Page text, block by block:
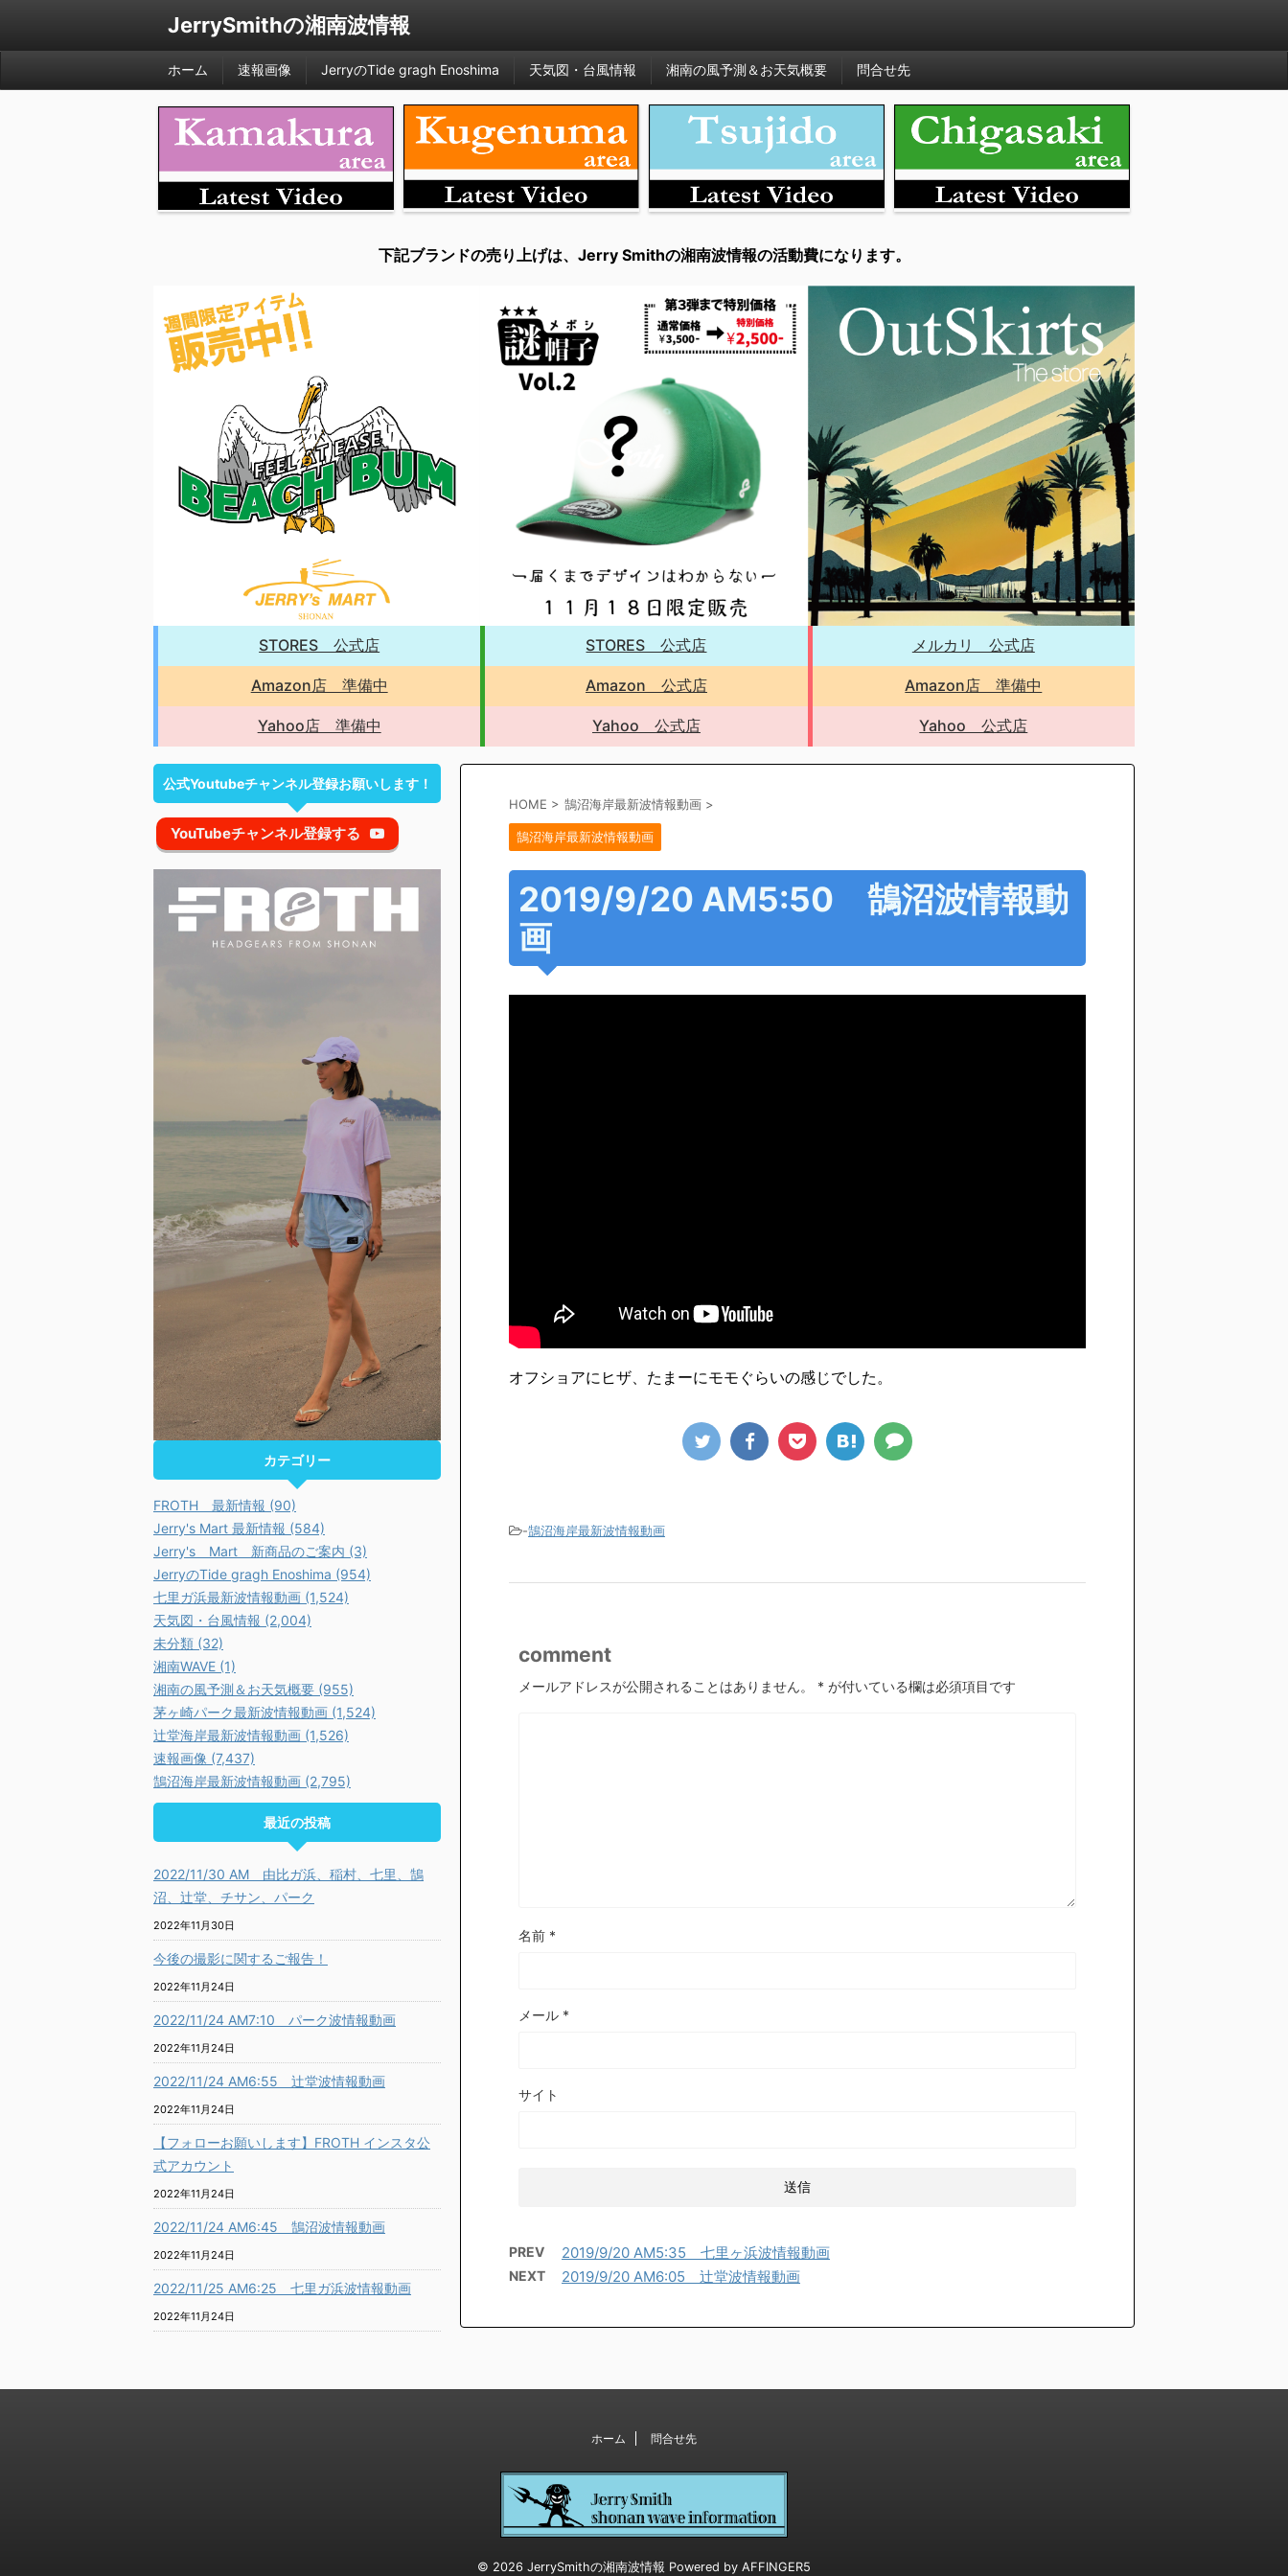
JerrySmithの湘南波情報
ホーム 速報画像 JerryのTide gragh Enoshima 天気図・台風情報 湘南の風予測＆お天気概要 問合せ先
下記ブランドの売り上げは、Jerry Smithの湘南波情報の活動費になります。
STORES 公式店
Amazon店 準備中
Yahoo店 準備中
STORES 公式店
Amazon 公式店
Yahoo 公式店
メルカリ 公式店
Amazon店 準備中
Yahoo 公式店
HOME > 鵠沼海岸最新波情報動画 >
鵠沼海岸最新波情報動画
2019/9/20 AM5:50 鵠沼波情報動
画
オフショアにヒザ、たまーにモモぐらいの感じでした。
-鵠沼海岸最新波情報動画
comment
メールアドレスが公開されることはありません。 * が付いている欄は必須項目です
名前 *
メール *
サイト
PREV 2019/9/20 AM5:35 七里ヶ浜波情報動画
NEXT 2019/9/20 AM6:05 辻堂波情報動画
公式Youtubeチャンネル登録お願いします！
YouTubeチャンネル登録する
カテゴリー
FROTH 最新情報 (90)
Jerry's Mart 最新情報 (584)
Jerry's Mart 新商品のご案内 (3)
JerryのTide gragh Enoshima (954)
七里ガ浜最新波情報動画 (1,524)
天気図・台風情報 (2,004)
未分類 (32)
湘南WAVE (1)
湘南の風予測＆お天気概要 (955)
茅ヶ崎パーク最新波情報動画 (1,524)
辻堂海岸最新波情報動画 (1,526)
速報画像 (7,437)
鵠沼海岸最新波情報動画 (2,795)
最近の投稿
2022/11/30 AM 由比ガ浜、稲村、七里、鵠
沼、辻堂、チサン、パーク
2022年11月30日
今後の撮影に関するご報告！
2022年11月24日
2022/11/24 AM7:10 パーク波情報動画
2022年11月24日
2022/11/24 AM6:55 辻堂波情報動画
2022年11月24日
【フォローお願いします】FROTH インスタ公
式アカウント
2022年11月24日
2022/11/24 AM6:45 鵠沼波情報動画
2022年11月24日
2022/11/25 AM6:25 七里ガ浜波情報動画
2022年11月24日
ホーム 問合せ先
© 2026 JerrySmithの湘南波情報 Powered by AFFINGER5